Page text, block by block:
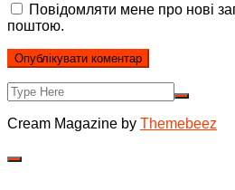
Повідомляти мене про нові
поштою.
Cream Magazine by Themebeez